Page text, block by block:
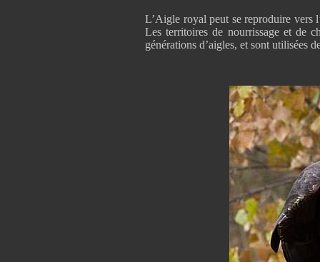
L’Aigle royal peut se reproduire vers
Les territoires de nourrissage et de
générations d’aigles, et sont